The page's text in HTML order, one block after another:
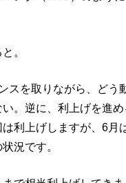
。
スを取りながら、ど
。逆に、利上げを進
利上げしますが、6
況です。